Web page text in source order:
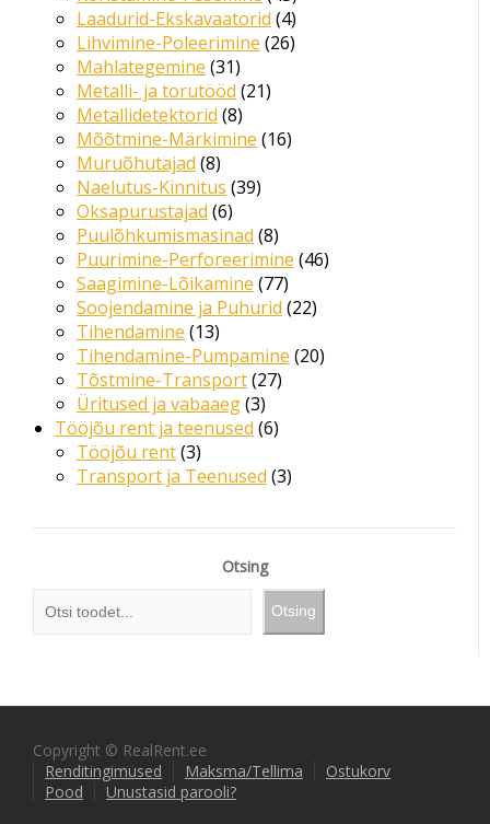
Laadurid-Ekskavaatorid 4
Lihvimine-Poleerimine 26
Mahlategemine 31
Metalli- ja torutööd 21
Metallidetektorid 8
Mõõtmine-Märkimine 16
Muruõhutajad 8
Naelutus-Kinnitus 39
Oksapurustajad 6
Puulõhkumismasinad 8
Puurimine-Perforeerimine 46
Saagimine-Lõikamine 77
Soojendamine ja Puhurid 22
Tihendamine 13
Tihendamine-Pumpamine 20
Tõstmine-Transport 27
Üritused ja vabaaeg 3
Tööjõu rent ja teenused 6
Tööjõu rent 3
Transport ja Teenused 3
Otsing
Otsing
Copyright © RealRent.ee
Renditingimused
Maksma/Tellima
Ostukorv
Pood
Unustasid parooli?